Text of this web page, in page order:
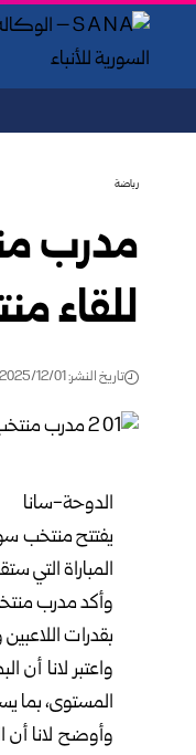
رياضة
مدرب
للقاء
تاريخ النشر: 2025/12/01 11:43 صباحًا
الدوحة-سانا
يفتتح منتخب
المباراة التي
وأكد مدرب
بقدرات
واعتبر لانا
المستوى، بما
وأوضح لانا أن